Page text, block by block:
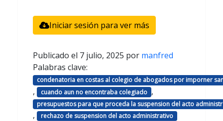
Iniciar sesión para ver más
Publicado el 7 julio, 2025 por manfred
Palabras clave:
condenatoria en costas al colegio de abogados por imporner
, cuando aun no encontraba colegiado ,
presupuestos para que proceda la suspension del acto
, rechazo de suspension del acto administrativo